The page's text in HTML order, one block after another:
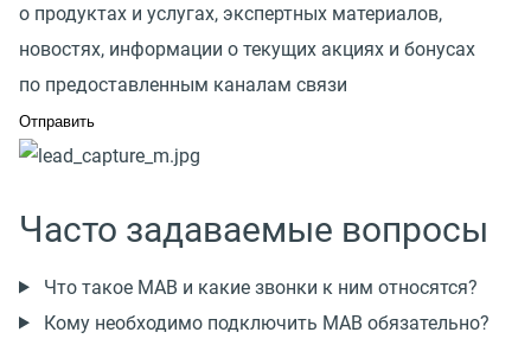
о продуктах и услугах, экспертных материалов,
новостях, информации о текущих акциях и бонусах
по предоставленным каналам связи
Часто задаваемые вопросы
Что такое МАВ и какие звонки к ним относятся?
Кому необходимо подключить МАВ обязательно?